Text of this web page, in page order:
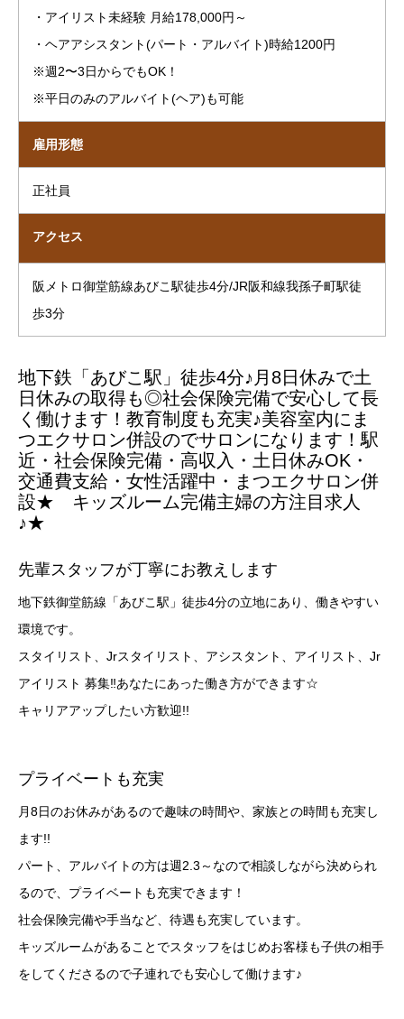
・アイリスト未経験 月給178,000円～
・ヘアアシスタント(パート・アルバイト)時給1200円
※週2〜3日からでもOK！
※平日のみのアルバイト(ヘア)も可能
雇用形態
正社員
アクセス
阪メトロ御堂筋線あびこ駅徒歩4分/JR阪和線我孫子町駅徒
歩3分
地下鉄「あびこ駅」徒歩4分♪月8日休みで土
日休みの取得も◎社会保険完備で安心して長
く働けます！教育制度も充実♪美容室内にま
つエクサロン併設のでサロンになります！駅
近・社会保険完備・高収入・土日休みOK・
交通費支給・女性活躍中・まつエクサロン併
設★ キッズルーム完備主婦の方注目求人
♪★
先輩スタッフが丁寧にお教えします
地下鉄御堂筋線「あびこ駅」徒歩4分の立地にあり、働きやすい
環境です。
スタイリスト、Jrスタイリスト、アシスタント、アイリスト、Jr
アイリスト 募集‼あなたにあった働き方ができます☆
キャリアアップしたい方歓迎!!
プライベートも充実
月8日のお休みがあるので趣味の時間や、家族との時間も充実し
ます!!
パート、アルバイトの方は週2.3～なので相談しながら決められ
るので、プライベートも充実できます！
社会保険完備や手当など、待遇も充実しています。
キッズルームがあることでスタッフをはじめお客様も子供の相手
をしてくださるので子連れでも安心して働けます♪